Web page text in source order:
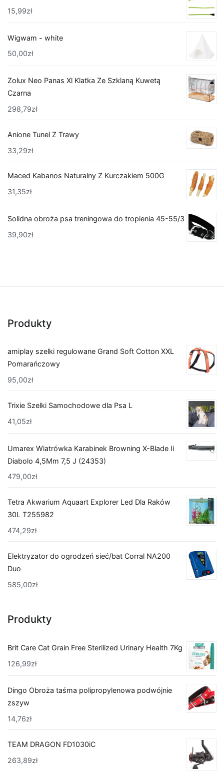
15,99zł
Wigwam - white
50,00zł
Zolux Neo Panas Xl Klatka Ze Szklaną Kuwetą
Czarna
298,79zł
Anione Tunel Z Trawy
33,29zł
Maced Kabanos Naturalny Z Kurczakiem 500G
31,35zł
Solidna obroża psa treningowa do tropienia 45-55/3
39,90zł
Produkty
amiplay szelki regulowane Grand Soft Cotton XXL
Pomarańczowy
95,00zł
Trixie Szelki Samochodowe dla Psa L
41,05zł
Umarex Wiatrówka Karabinek Browning X-Blade Ii
Diabolo 4,5Mm 7,5 J (24353)
479,00zł
Tetra Akwarium Aquaart Explorer Led Dla Raków
30L T255982
474,29zł
Elektryzator do ogrodzeń sieć/bat Corral NA200
Duo
585,00zł
Produkty
Brit Care Cat Grain Free Sterilized Urinary Health 7Kg
126,99zł
Dingo Obroża taśma polipropylenowa podwójnie
zszyw
14,76zł
TEAM DRAGON FD1030iC
263,89zł